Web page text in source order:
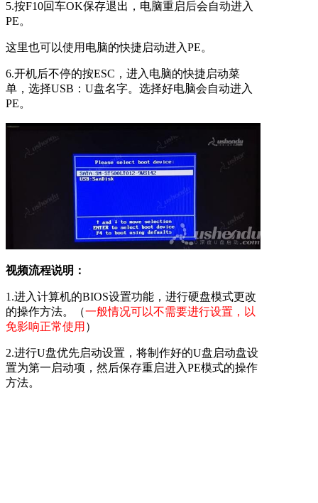
5.按F10回车OK保存退出，电脑重启后会自动进入
PE。
这里也可以使用电脑的快捷启动进入PE。
6.开机后不停的按ESC，进入电脑的快捷启动菜
单，选择USB：U盘名字。选择好电脑会自动进入
PE。
视频流程说明：
1.进入计算机的BIOS设置功能，进行硬盘模式更改
的操作方法。（一般情况可以不需要进行设置，以
免影响正常使用 ）
2.进行U盘优先启动设置，将制作好的U盘启动盘设
置为第一启动项，然后保存重启进入PE模式的操作
方法。